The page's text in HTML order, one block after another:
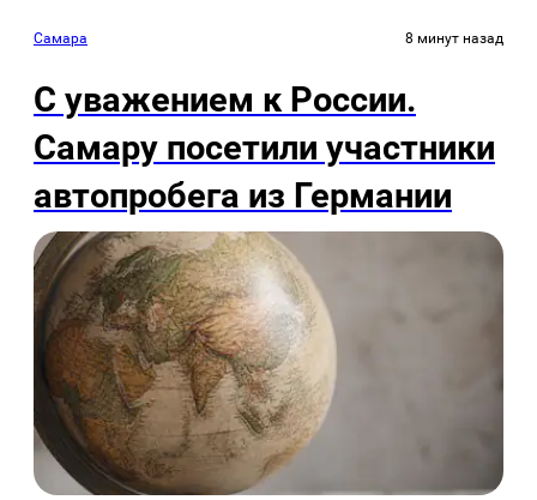
Самара 8 минут назад
С уважением к России.
Самару посетили участники
автопробега из Германии